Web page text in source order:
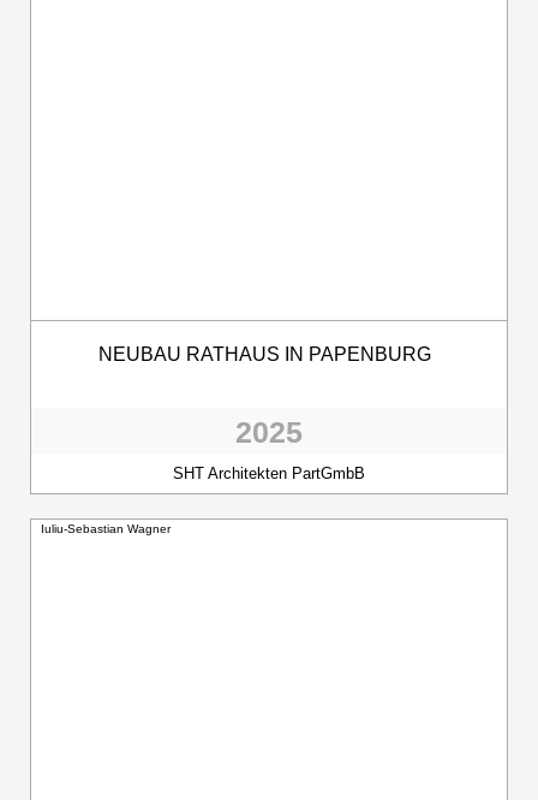
NEUBAU RATHAUS IN PAPENBURG
2025
SHT Architekten PartGmbB
Iuliu-Sebastian Wagner